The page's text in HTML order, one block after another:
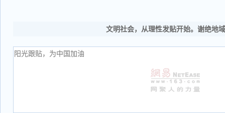
文明社会，从理性发贴开始。谢绝地